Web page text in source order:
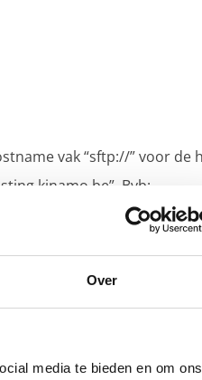
Over
media te bieden en om ons
vak “sftp://” voor de
Bvb: